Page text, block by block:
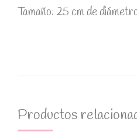
Tamaño: 25 cm de
Productos